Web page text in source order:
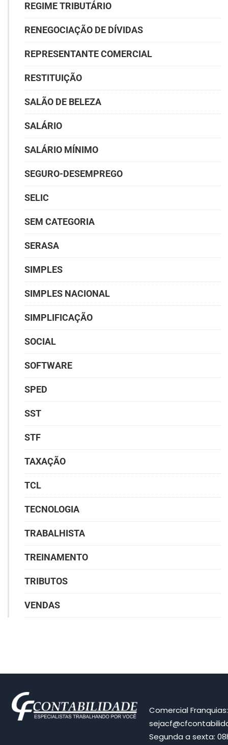
REGIME TRIBUTÁRIO
RENEGOCIAÇÃO DE DÍVIDAS
REPRESENTANTE COMERCIAL
RESTITUIÇÃO
SALÃO DE BELEZA
SALÁRIO
SALÁRIO MÍNIMO
SEGURO-DESEMPREGO
SELIC
SEM CATEGORIA
SERASA
SIMPLES
SIMPLES NACIONAL
SIMPLIFICAÇÃO
SOCIAL
SOFTWARE
SPED
SST
STF
TAXAÇÃO
TCL
TECNOLOGIA
TRABALHISTA
TREINAMENTO
TRIBUTOS
VENDAS
Comercial
Segunda a sexta: